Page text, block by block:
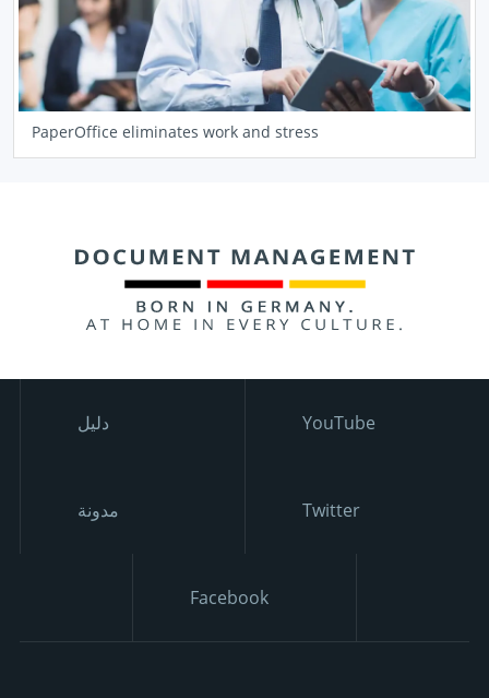
PaperOffice eliminates work and stress
دليل YouTube
مدونة Twitter
Facebook